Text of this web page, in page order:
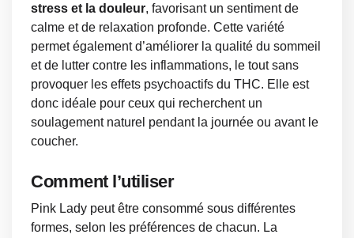
stress et la douleur, favorisant un sentiment de
calme et de relaxation profonde. Cette variété
permet également d’améliorer la qualité du sommeil
et de lutter contre les inflammations, le tout sans
provoquer les effets psychoactifs du THC. Elle est
donc idéale pour ceux qui recherchent un
soulagement naturel pendant la journée ou avant le
coucher.
Comment l’utiliser
Pink Lady peut être consommé sous différentes
formes, selon les préférences de chacun. La